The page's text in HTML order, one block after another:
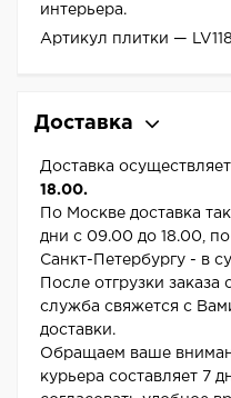
интерьера.
Артикул плитки —
Доставка
Доставка
18.00.
По Москве доставка
дни с 09.00 до 18.00,
Санкт-Петербургу - в
После отгрузки
служба свяжется с
доставки.
Обращаем ваше
курьера составляет 7